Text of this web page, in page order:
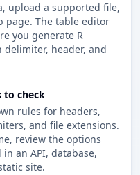
upload a supported file,
page. The table editor
you generate R
delimiter, header, and
to check
rules for headers,
and file extensions.
review the options
an API, database,
site.